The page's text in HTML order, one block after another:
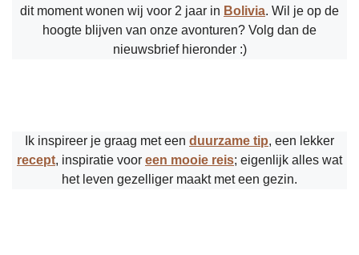
dit moment wonen wij voor 2 jaar in Bolivia. Wil je op de
hoogte blijven van onze avonturen? Volg dan de
nieuwsbrief hieronder :)
Ik inspireer je graag met een duurzame tip, een lekker
recept, inspiratie voor een mooie reis; eigenlijk alles wat
het leven gezelliger maakt met een gezin.